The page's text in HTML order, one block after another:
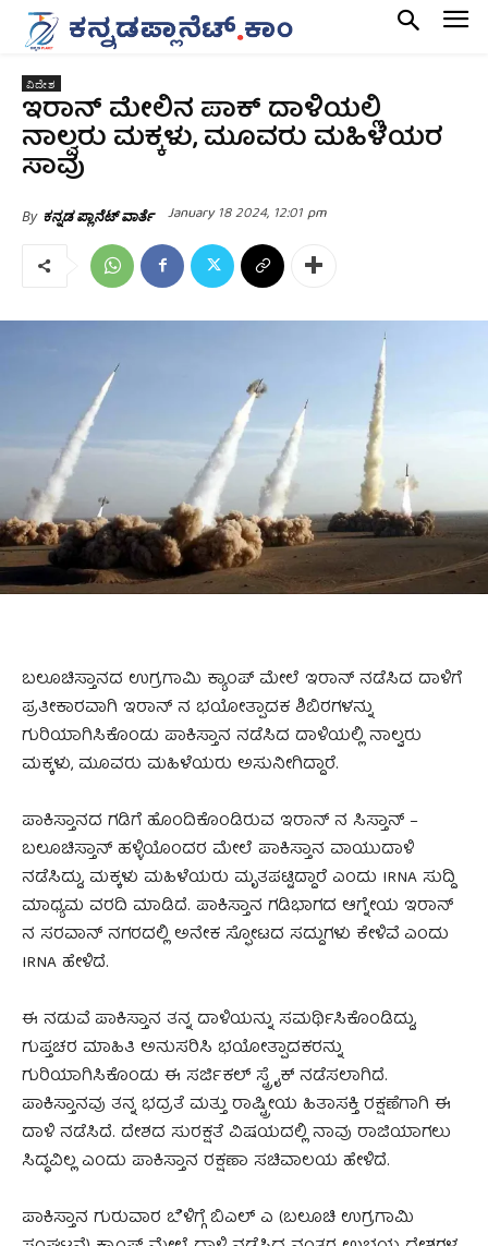
ವಿದೇಶ
ಇರಾನ್ ಮೇಲಿನ ಪಾಕ್ ದಾಳಿಯಲ್ಲಿ
ನಾಲ್ವರು ಮಕ್ಕಳು, ಮೂವರು ಮಹಿಳೆಯರ
ಸಾವು
By ಕನ್ನಡ ಪ್ಲಾನೆಟ್ ವಾರ್ತೆ January 18 2024, 12:01 pm
ಬಲೂಚಿಸ್ತಾನದ ಉಗ್ರಗಾಮಿ ಕ್ಯಾಂಪ್ ಮೇಲೆ ಇರಾನ್ ನಡೆಸಿದ ದಾಳಿಗೆ
ಪ್ರತೀಕಾರವಾಗಿ ಇರಾನ್ ನ ಭಯೋತ್ಪಾದಕ ಶಿಬಿರಗಳನ್ನು
ಗುರಿಯಾಗಿಸಿಕೊಂಡು ಪಾಕಿಸ್ತಾನ ನಡೆಸಿದ ದಾಳಿಯಲ್ಲಿ ನಾಲ್ವರು
ಮಕ್ಕಳು, ಮೂವರು ಮಹಿಳೆಯರು ಅಸುನೀಗಿದ್ದಾರೆ.
ಪಾಕಿಸ್ತಾನದ ಗಡಿಗೆ ಹೊಂದಿಕೊಂಡಿರುವ ಇರಾನ್ ನ ಸಿಸ್ತಾನ್ –
ಬಲೂಚಿಸ್ತಾನ್ ಹಳ್ಳಿಯೊಂದರ ಮೇಲೆ ಪಾಕಿಸ್ತಾನ ವಾಯುದಾಳಿ
ನಡೆಸಿದ್ದು, ಮಕ್ಕಳು ಮಹಿಳೆಯರು ಮೃತಪಟ್ಟಿದ್ದಾರೆ ಎಂದು IRNA ಸುದ್ದಿ
ಮಾಧ್ಯಮ ವರದಿ ಮಾಡಿದೆ. ಪಾಕಿಸ್ತಾನ ಗಡಿಭಾಗದ ಆಗ್ನೇಯ ಇರಾನ್
ನ ಸರವಾನ್ ನಗರದಲ್ಲಿ ಅನೇಕ ಸ್ಫೋಟದ ಸದ್ದುಗಳು ಕೇಳಿವೆ ಎಂದು
IRNA ಹೇಳಿದೆ.
ಈ ನಡುವೆ ಪಾಕಿಸ್ತಾನ ತನ್ನ ದಾಳಿಯನ್ನು ಸಮರ್ಥಿಸಿಕೊಂಡಿದ್ದು,
ಗುಪ್ತಚರ ಮಾಹಿತಿ ಅನುಸರಿಸಿ ಭಯೋತ್ಪಾದಕರನ್ನು
ಗುರಿಯಾಗಿಸಿಕೊಂಡು ಈ ಸರ್ಜಿಕಲ್ ಸ್ಟ್ರೈಕ್ ನಡೆಸಲಾಗಿದೆ.
ಪಾಕಿಸ್ತಾನವು ತನ್ನ ಭದ್ರತೆ ಮತ್ತು ರಾಷ್ಟ್ರೀಯ ಹಿತಾಸಕ್ತಿ ರಕ್ಷಣೆಗಾಗಿ ಈ
ದಾಳಿ ನಡೆಸಿದೆ. ದೇಶದ ಸುರಕ್ಷತೆ ವಿಷಯದಲ್ಲಿ ನಾವು ರಾಜಿಯಾಗಲು
ಸಿದ್ಧವಿಲ್ಲ ಎಂದು ಪಾಕಿಸ್ತಾನ ರಕ್ಷಣಾ ಸಚಿವಾಲಯ ಹೇಳಿದೆ.
ಪಾಕಿಸ್ತಾನ ಗುರುವಾರ ಬೆಳಿಗ್ಗೆ ಬಿಎಲ್‌ ಎ (ಬಲೂಚಿ ಉಗ್ರಗಾಮಿ